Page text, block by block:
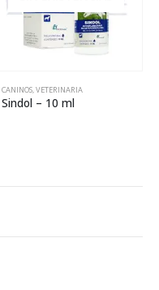
CANINOS,VETERINARIA
Sindol – 10 ml